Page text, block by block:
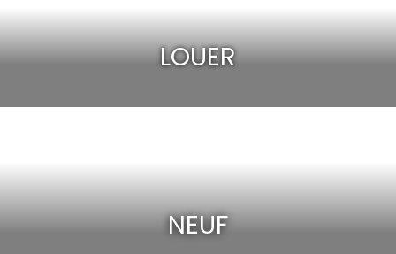
LOUER
NEUF